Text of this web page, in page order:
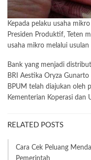
Kepada pelaku usaha
Presiden Produktif, Teten
usaha mikro melalui
Bank yang menjadi
BRI Aestika Oryza
BPUM telah diajukan oleh
Kementerian Koperasi dan
RELATED POSTS
Cara Cek Peluang
Pemerintah